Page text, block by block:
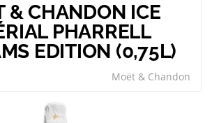
& CHANDON ICE
PHARRELL
EDITION (0,75L)
Moët & Chandon